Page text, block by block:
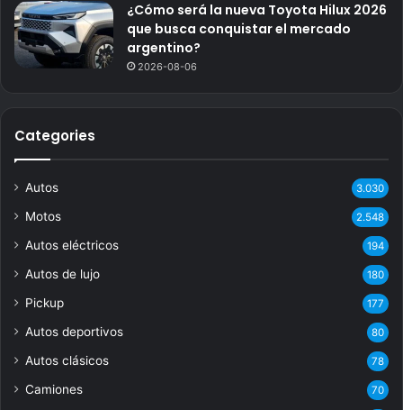
¿Cómo será la nueva Toyota Hilux 2026
que busca conquistar el mercado
argentino?
2026-08-06
Categories
Autos 3.030
Motos 2.548
Autos eléctricos 194
Autos de lujo 180
Pickup 177
Autos deportivos 80
Autos clásicos 78
Camiones 70